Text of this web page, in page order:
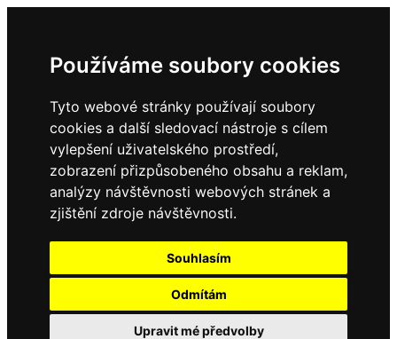
Používáme soubory cookies
Tyto webové stránky používají soubory
cookies a další sledovací nástroje s cílem
vylepšení uživatelského prostředí,
zobrazení přizpůsobeného obsahu a reklam,
analýzy návštěvnosti webových stránek a
zjištění zdroje návštěvnosti.
Souhlasím
Odmítám
Upravit mé předvolby